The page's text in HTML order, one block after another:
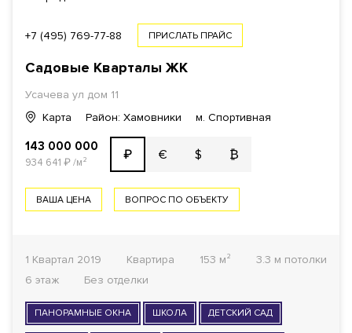
+7 (495) 769-77-88 ПРИСЛАТЬ ПРАЙС
Садовые Кварталы ЖК
Усачева ул дом 11
Карта
Район: Хамовники м. Спортивная
143 000 000
934 641 ₽/м² ₽ € $ ₿
ВАША ЦЕНА ВОПРОС ПО ОБЪЕКТУ
1 Квартал 2019 Квартира 153 м²
3.3 м потолки
6 этаж
Без отделки
ПАНОРАМНЫЕ ОКНА ШКОЛА ДЕТСКИЙ САД